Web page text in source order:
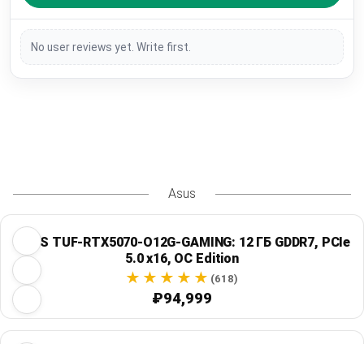
No user reviews yet. Write first.
Asus
ASUS TUF-RTX5070-O12G-GAMING: 12 ГБ GDDR7, PCIe
5.0 x16, OC Edition
(618)
₽94,999